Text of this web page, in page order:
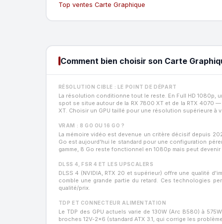
Top ventes Carte Graphique
Comment bien choisir son Carte
RÉSOLUTION CIBLE : LE POINT DE DÉPART
La résolution conditionne tout le reste. En Full HD 1080p,
spot se situe autour de la RX 7800 XT et de la RTX 4070
XT. Choisir un GPU taillé pour une résolution supérieure à
VRAM : 8 GO OU 16 GO ?
La mémoire vidéo est devenue un critère décisif depuis
Go est aujourd'hui le standard pour une configuration
gamme, 8 Go reste fonctionnel en 1080p mais peut
DLSS 4, FSR 4 ET LES UPSCALERS
DLSS 4 (NVIDIA, RTX 20 et supérieur) offre une qualité
comble une grande partie du retard. Ces technologies
qualité/prix.
TDP ET CONNECTEUR ALIMENTATION
Le TDP des GPU actuels varie de 130W (Arc B580) à
broches 12V-2x6 (standard ATX 3.1, qui corrige les